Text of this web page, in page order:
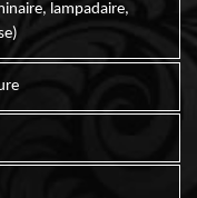
lampadaire,